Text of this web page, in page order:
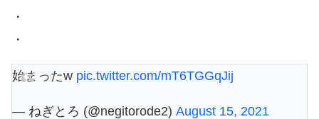
・
・
始まったw pic.twitter.com/mT6TGGqJij
— ねぎとろ (@negitorode2) August 15, 2021